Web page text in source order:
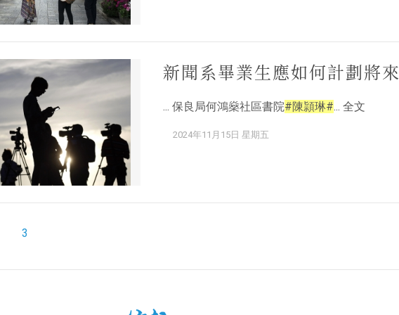
新聞系畢業生應如何計劃將來
... 保良局何鴻燊社區書院#陳頴琳#... 全文
2024年11月15日 星期五
3